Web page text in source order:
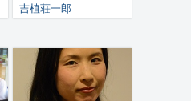
吉植荘一郎